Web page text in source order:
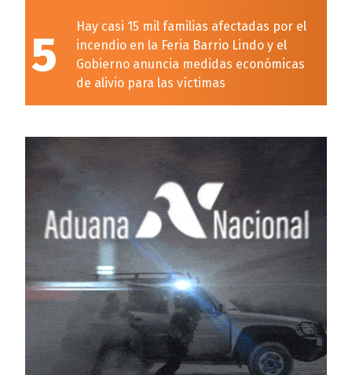
5
Hay casi 15 mil familias afectadas por el
incendio en la Feria Barrio Lindo y el
Gobierno anuncia medidas económicas
de alivio para las víctimas